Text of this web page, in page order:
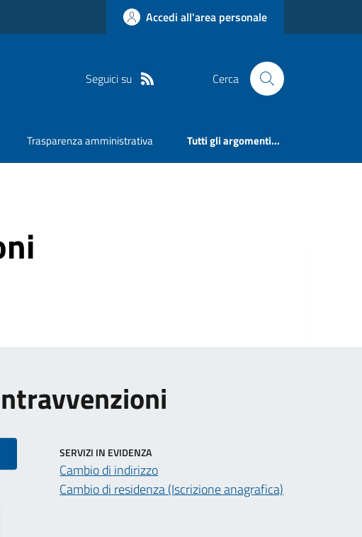
Accedi all'area personale
Seguici su Cerca
Trasparenza amministrativa Tutti gli argomenti...
SERVIZI IN EVIDENZA
Cambio di indirizzo
Cambio di residenza (Iscrizione anagrafica)